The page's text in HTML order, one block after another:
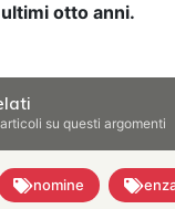
ultimi otto anni.
su questi argomenti
nomine